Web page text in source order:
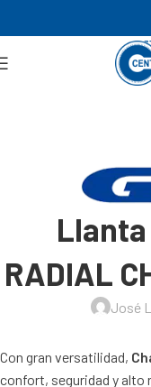
Llanta
RADIAL
José
Con gran versatilidad,
confort, seguridad y alto